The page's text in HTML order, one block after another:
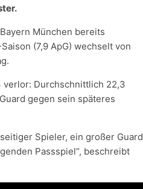
München bereits
(7,9 ApG) wechselt von
verlor: Durchschnittlich 22,3
gegen sein späteres
Spieler, ein großer Guard
Passspiel“, beschreibt